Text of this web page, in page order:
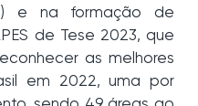
e na formação de
de Tese 2023, que
as melhores
em 2022, uma por